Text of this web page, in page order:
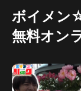
ボイメン
無料オン